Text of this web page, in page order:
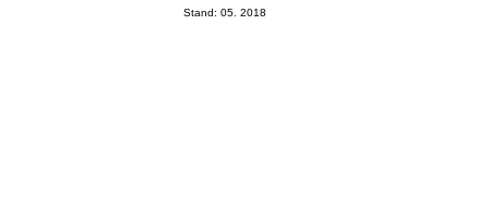
Stand: 05. 2018